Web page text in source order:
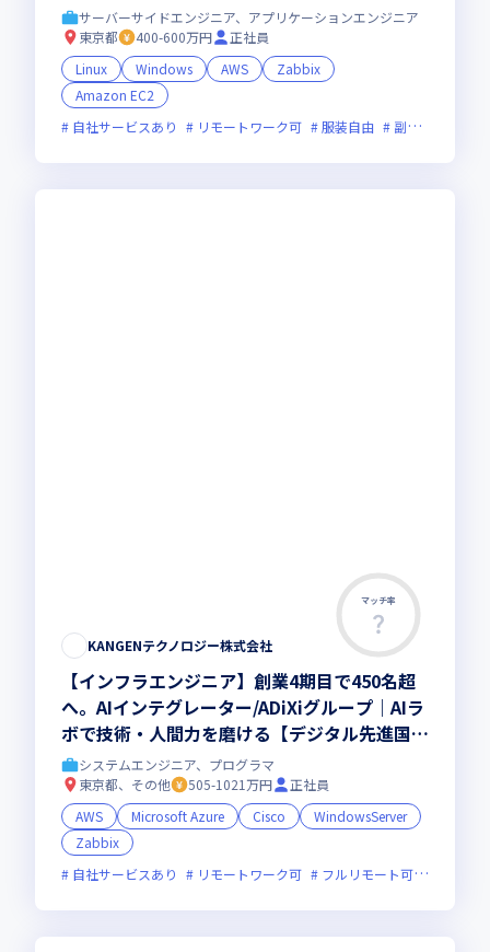
サーバーサイドエンジニア、アプリケーションエンジニア
東京都
400-600万円
正社員
Linux
Windows AWS
Zabbix
Amazon EC2
自社サービスあり
リモートワーク可 服装自由 副業可
マッチ率
KANGENテクノロジー株式会社
【インフラエンジニア】創業4期目で450名超
へ。AIインテグレーター/ADiXiグループ｜AIラ
ボで技術・人間力を磨ける【デジタル先進国・
日本を創る】
システムエンジニア、プログラマ
東京都、その他
505-1021万円
正社員
AWS
Microsoft Azure Cisco
WindowsServer
Zabbix
自社サービスあり
リモートワーク可 フルリモート可